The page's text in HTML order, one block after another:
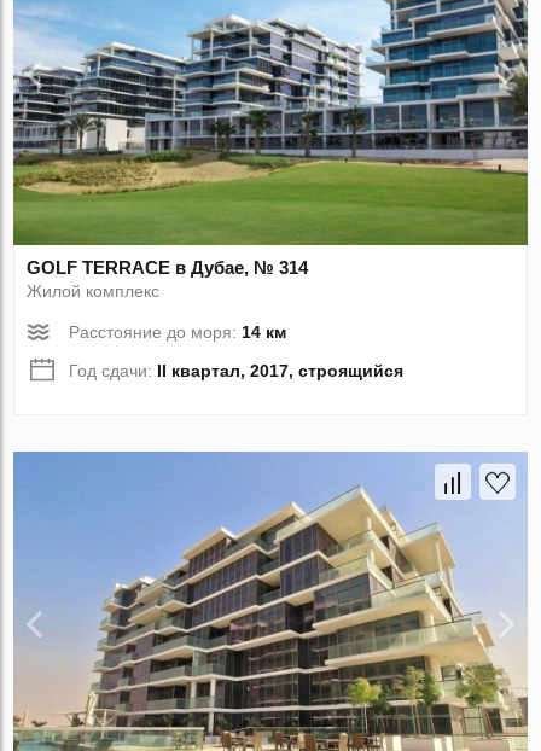
GOLF TERRACE в Дубае, № 314
Жилой комплекс
Расстояние до моря: 14 км
Год сдачи: II квартал, 2017, строящийся